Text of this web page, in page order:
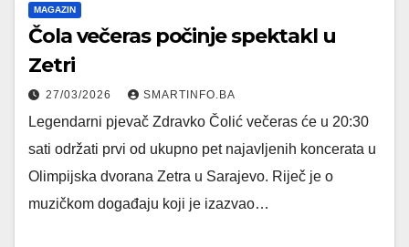
MAGAZIN
Čola večeras počinje spektakl u
Zetri
27/03/2026 SMARTINFO.BA
Legendarni pjevač Zdravko Čolić večeras će u 20:30
sati održati prvi od ukupno pet najavljenih koncerata u
Olimpijska dvorana Zetra u Sarajevo. Riječ je o
muzičkom događaju koji je izazvao…